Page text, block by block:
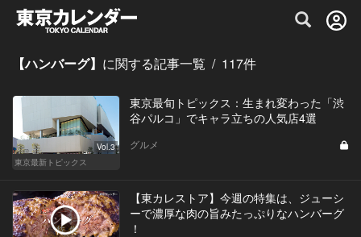
グルメ情報・プレミアムレストラン予約
【ハンバーグ】 に関する記事一覧 / 117件
Vol.3
東京最新トピックス
東京最旬トピックス：生まれ変わった「渋
谷パルコ」でキャラ立ちの人気店4選
グルメ
【東カレストア】今週の特集は、ジューシ
ーで濃厚な肉の旨みたっぷりなハンバーグ
！